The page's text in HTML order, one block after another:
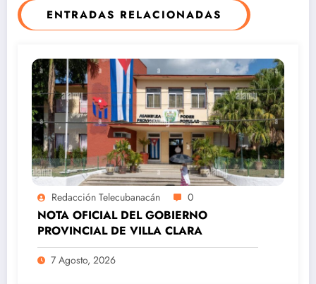
ENTRADAS RELACIONADAS
Redacción Telecubanacán 0
NOTA OFICIAL DEL GOBIERNO
PROVINCIAL DE VILLA CLARA
7 Agosto, 2026